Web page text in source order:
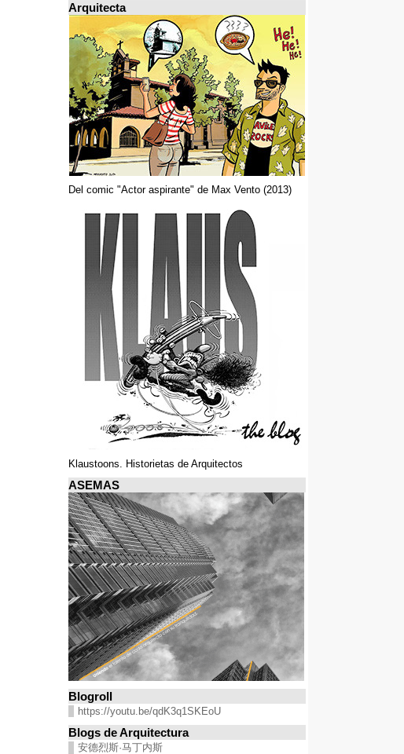
Arquitecta
Del comic "Actor aspirante" de Max Vento (2013)
Klaustoons. Historietas de Arquitectos
ASEMAS
Blogroll
https://youtu.be/qdK3q1SKEoU
Blogs de Arquitectura
安德烈斯·马丁内斯